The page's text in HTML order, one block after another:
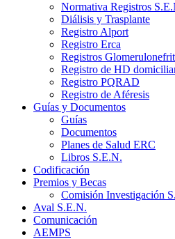
Normativa Registros
Diálisis y Trasplante
Registro Alport
Registro Erca
Registros
Registro de HD
Registro PQRAD
Registro de Aféresis
Guías y Documentos
Guías
Documentos
Planes de Salud ERC
Libros S.E.N.
Codificación
Premios y Becas
Comisión Investigación
Aval S.E.N.
Comunicación
AEMPS